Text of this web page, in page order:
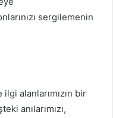
sergilemenin
alanlarımızın bir
anılarımızı,